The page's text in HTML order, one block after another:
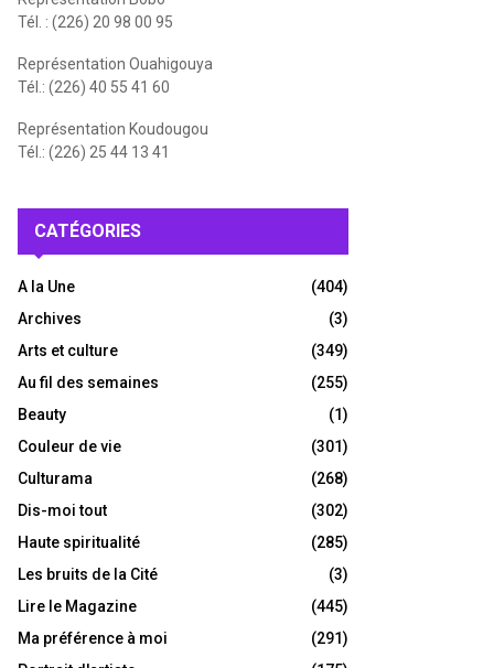
Tél. : (226) 20 98 00 95
Représentation Ouahigouya
Tél.: (226) 40 55 41 60
Représentation Koudougou
Tél.: (226) 25 44 13 41
CATÉGORIES
A la Une
(404)
Archives
(3)
Arts et culture
(349)
Au fil des semaines
(255)
Beauty
(1)
Couleur de vie
(301)
Culturama
(268)
Dis-moi tout
(302)
Haute spiritualité
(285)
Les bruits de la Cité
(3)
Lire le Magazine
(445)
Ma préférence à moi
(291)